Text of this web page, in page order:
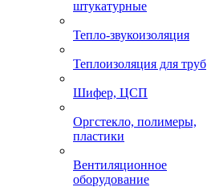
штукатурные
Тепло-звукоизоляция
Теплоизоляция для труб
Шифер, ЦСП
Оргстекло, полимеры,
пластики
Вентиляционное
оборудование